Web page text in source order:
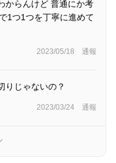
からんけど 普通にか考
1つ1つを丁寧に進めて
2023/05/18 通報
りじゃないの？
2023/03/24 通報